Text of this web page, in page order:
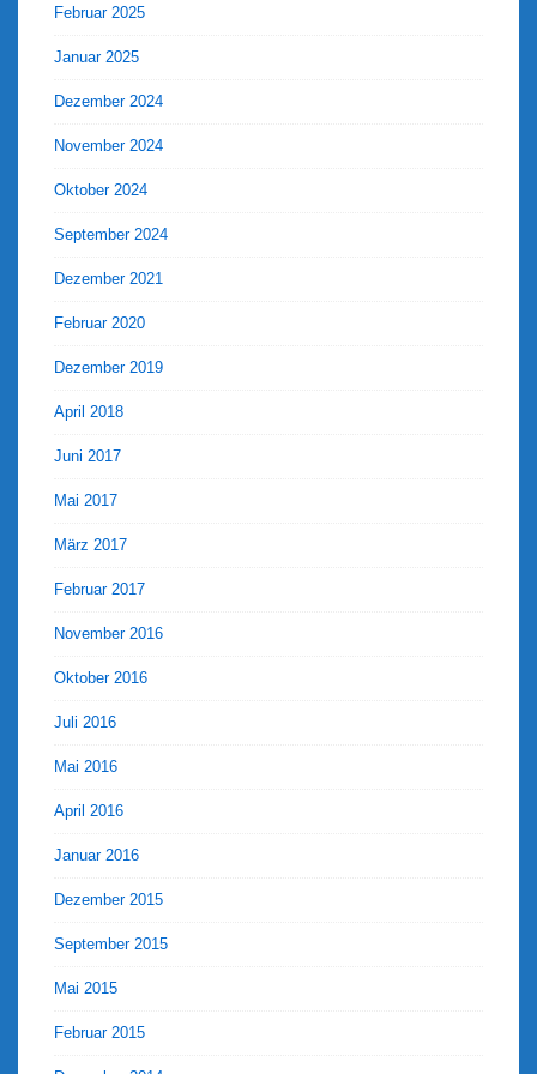
Februar 2025
Januar 2025
Dezember 2024
November 2024
Oktober 2024
September 2024
Dezember 2021
Februar 2020
Dezember 2019
April 2018
Juni 2017
Mai 2017
März 2017
Februar 2017
November 2016
Oktober 2016
Juli 2016
Mai 2016
April 2016
Januar 2016
Dezember 2015
September 2015
Mai 2015
Februar 2015